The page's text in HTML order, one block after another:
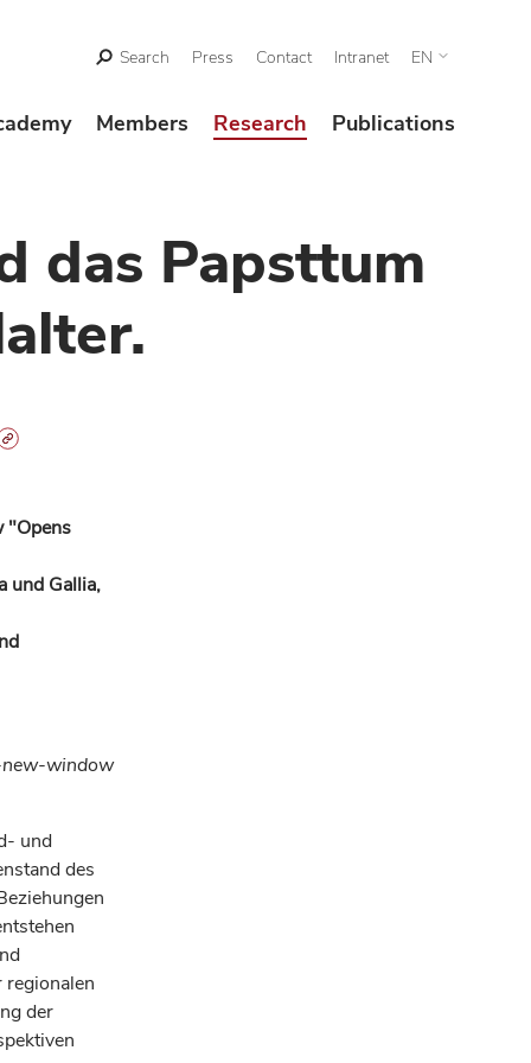
Search Press Contact Intranet EN
Members Research Publications
das Papsttum
und Gallia,
window
und
des
der